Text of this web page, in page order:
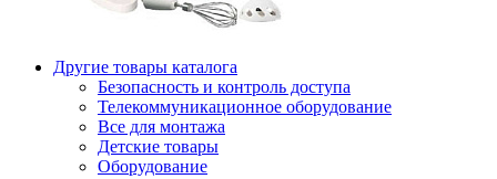
Другие товары каталога
Безопасность и контроль доступа
Телекоммуникационное оборудование
Все для монтажа
Детские товары
Оборудование